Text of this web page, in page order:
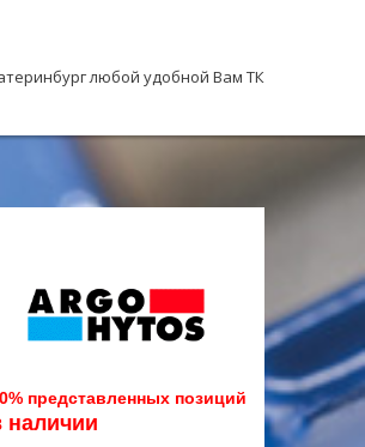
любой удобной Вам ТК
представленных позиций
наличии